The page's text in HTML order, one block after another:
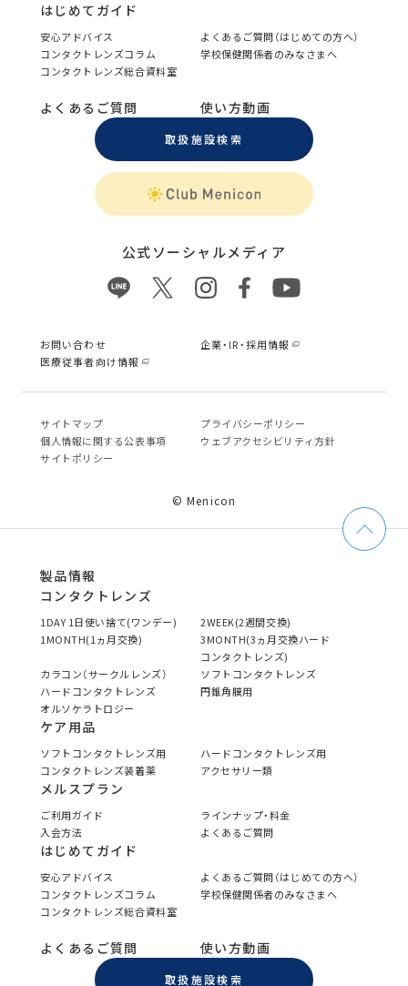
はじめてガイド
安心アドバイス
よくあるご質問（はじめての方へ）
コンタクトレンズコラム
学校保健関係者のみなさまへ
コンタクトレンズ総合資料室
よくあるご質問 使い方動画
取扱施設検索
公式ソーシャルメディア
お問い合わせ
企業・IR・採用情報
医療従事者向け情報
サイトマップ
プライバシーポリシー
個⼈情報に関する公表事項
ウェブアクセシビリティ方針
サイトポリシー
© Menicon
製品情報
コンタクトレンズ
1DAY 1日使い捨て(ワンデー)
2WEEK(2週間交換)
1MONTH(1ヵ月交換)
3MONTH(3ヵ月交換ハード
コンタクトレンズ)
カラコン（サークルレンズ）
ソフトコンタクトレンズ
ハードコンタクトレンズ
円錐角膜用
オルソケラトロジー
ケア用品
ソフトコンタクトレンズ用
ハードコンタクトレンズ用
コンタクトレンズ装着薬
アクセサリー類
メルスプラン
ご利用ガイド
ラインナップ・料金
入会方法
よくあるご質問
はじめてガイド
安心アドバイス
よくあるご質問（はじめての方へ）
コンタクトレンズコラム
学校保健関係者のみなさまへ
コンタクトレンズ総合資料室
よくあるご質問 使い方動画
取扱施設検索